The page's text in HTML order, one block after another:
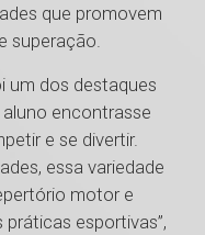
que promovem
superação.
um dos destaques
encontrasse
e se divertir.
essa variedade
motor e
esportivas”,